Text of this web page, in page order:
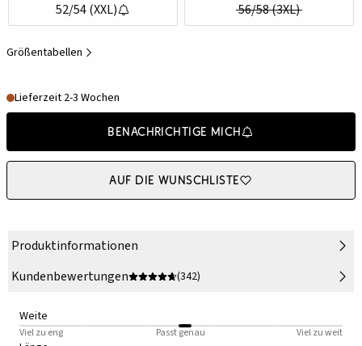
52/54 (XXL) 56/58 (3XL)
Größentabellen
Lieferzeit 2-3 Wochen
Benachrichtige mich
Auf die Wunschliste
Produktinformationen
Kundenbewertungen
(342)
Weite
Viel zu eng Passt genau Viel zu weit